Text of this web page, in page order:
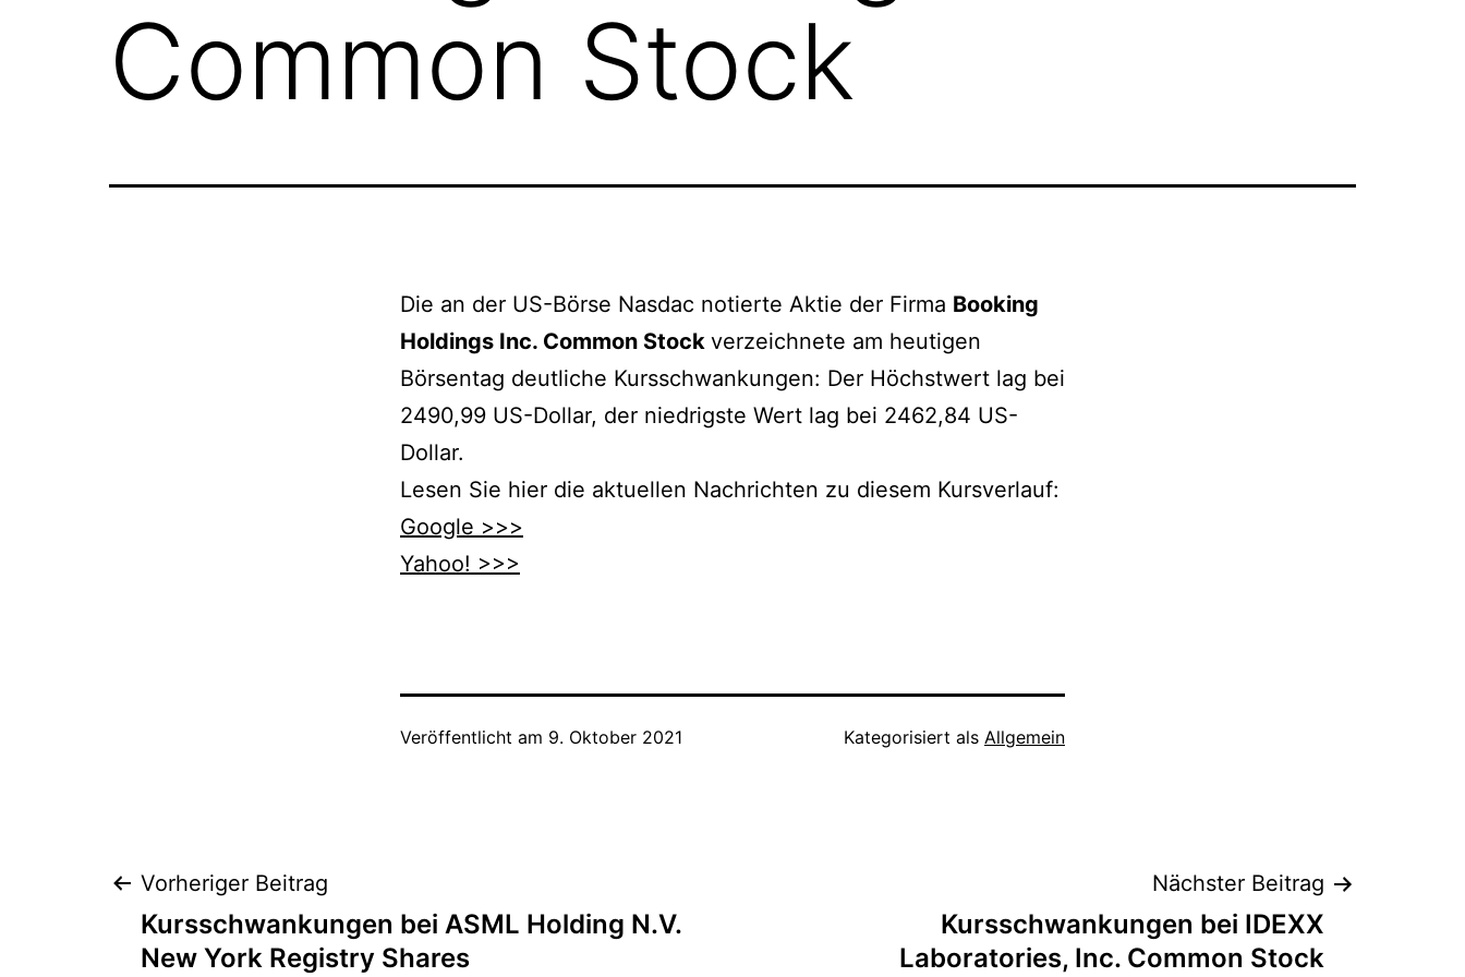
Common Stock
Die an der US-Börse Nasdac notierte Aktie der Firma Booking
Holdings Inc. Common Stock verzeichnete am heutigen
Börsentag deutliche Kursschwankungen: Der Höchstwert lag bei
2490,99 US-Dollar, der niedrigste Wert lag bei 2462,84 US-
Dollar.
Lesen Sie hier die aktuellen Nachrichten zu diesem Kursverlauf:
Google >>>
Yahoo! >>>
Veröffentlicht am 9. Oktober 2021 Kategorisiert als Allgemein
Beitragsnavigation
Vorheriger Beitrag
Kursschwankungen bei ASML Holding N.V.
New York Registry Shares
Nächster Beitrag
Kursschwankungen bei IDEXX
Laboratories, Inc. Common Stock